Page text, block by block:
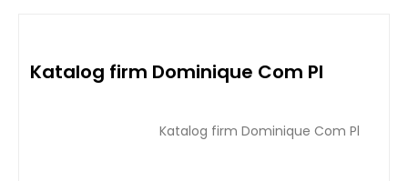
Katalog firm Dominique Com Pl
Katalog firm Dominique Com Pl